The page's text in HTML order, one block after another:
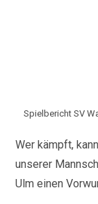
Spielbericht SV
Wer kämpft,
unserer
Ulm einen